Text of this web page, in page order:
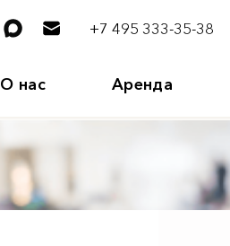
+7 495 333-35-38
О нас Аренда